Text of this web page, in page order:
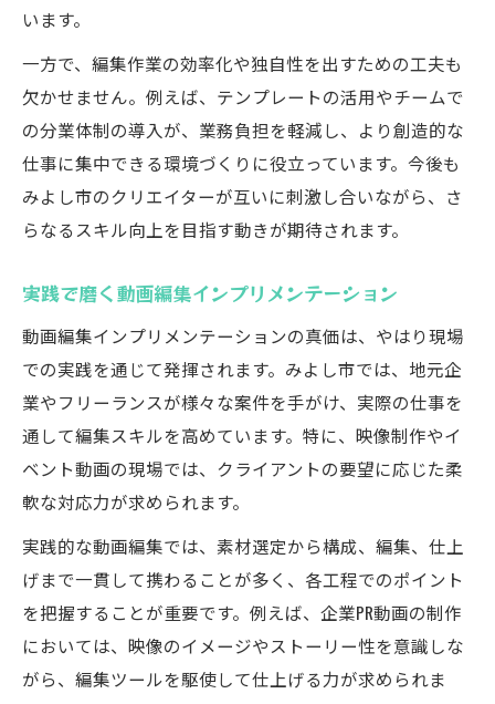
います。
一方で、編集作業の効率化や独自性を出すための工夫も
欠かせません。例えば、テンプレートの活用やチームで
の分業体制の導入が、業務負担を軽減し、より創造的な
仕事に集中できる環境づくりに役立っています。今後も
みよし市のクリエイターが互いに刺激し合いながら、さ
らなるスキル向上を目指す動きが期待されます。
実践で磨く動画編集インプリメンテーション
動画編集インプリメンテーションの真価は、やはり現場
での実践を通じて発揮されます。みよし市では、地元企
業やフリーランスが様々な案件を手がけ、実際の仕事を
通して編集スキルを高めています。特に、映像制作やイ
ベント動画の現場では、クライアントの要望に応じた柔
軟な対応力が求められます。
実践的な動画編集では、素材選定から構成、編集、仕上
げまで一貫して携わることが多く、各工程でのポイント
を把握することが重要です。例えば、企業PR動画の制作
においては、映像のイメージやストーリー性を意識しな
がら、編集ツールを駆使して仕上げる力が求められま